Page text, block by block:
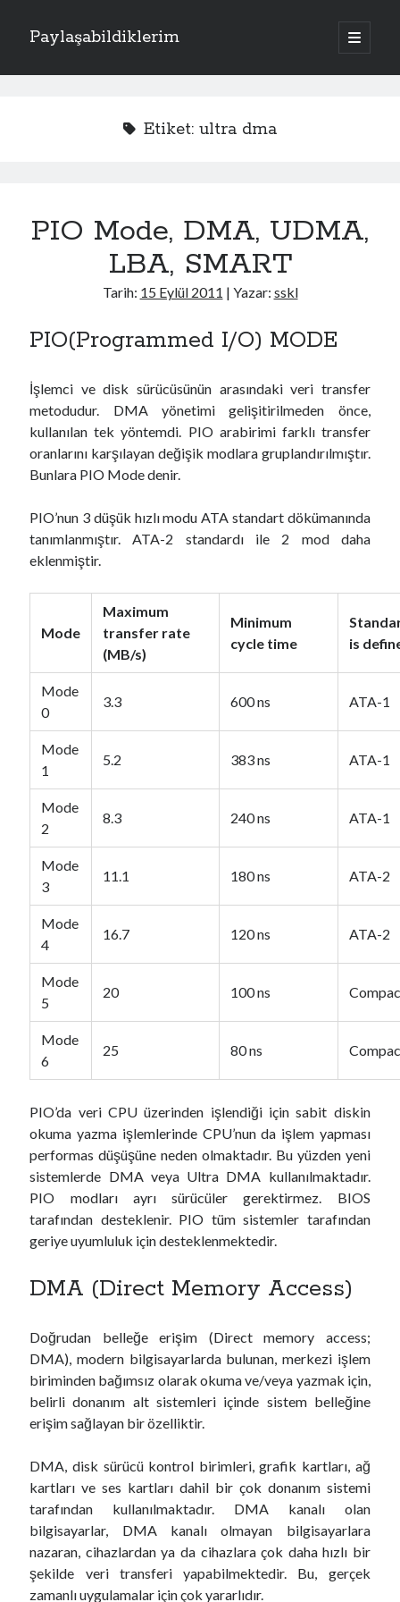
Paylaşabildiklerim
a
n
m
Y
n
PHP(3)
Windows(5)
Etiket: ultra dma
PIO Mode, DMA, UDMA,
LBA, SMART
Tarih: 15 Eylül 2011 | Yazar: sskl
PIO(Programmed I/O) MODE
İşlemci ve disk sürücüsünün arasındaki veri transfer
metodudur. DMA yönetimi gelişitirilmeden önce,
kullanılan tek yöntemdi. PIO arabirimi farklı transfer
oranlarını karşılayan değişik modlara gruplandırılmıştır.
Bunlara PIO Mode denir.
PIO’nun 3 düşük hızlı modu ATA standart dökümanında
tanımlanmıştır. ATA-2 standardı ile 2 mod daha
eklenmiştir.
Mode
Maximum
transfer rate
(MB/s)
Minimum
cycle time
is
Mode
0
3.3 600 ns ATA-1
Mode
1
5.2 383 ns ATA-1
Mode
2
8.3 240 ns ATA-1
Mode
3
11.1 180 ns ATA-2
Mode
4
16.7 120 ns ATA-2
Mode
5
20 100 ns
Mode
6
25 80 ns
PIO’da veri CPU üzerinden işlendiği için sabit diskin
okuma yazma işlemlerinde CPU’nun da işlem yapması
performas düşüşüne neden olmaktadır. Bu yüzden yeni
sistemlerde DMA veya Ultra DMA kullanılmaktadır.
PIO modları ayrı sürücüler gerektirmez. BIOS
tarafından desteklenir. PIO tüm sistemler tarafından
geriye uyumluluk için desteklenmektedir.
DMA (Direct Memory Access)
Doğrudan belleğe erişim (Direct memory access;
DMA), modern bilgisayarlarda bulunan, merkezi işlem
biriminden bağımsız olarak okuma ve/veya yazmak için,
belirli donanım alt sistemleri içinde sistem belleğine
erişim sağlayan bir özelliktir.
DMA, disk sürücü kontrol birimleri, grafik kartları, ağ
kartları ve ses kartları dahil bir çok donanım sistemi
tarafından kullanılmaktadır. DMA kanalı olan
bilgisayarlar, DMA kanalı olmayan bilgisayarlara
nazaran, cihazlardan ya da cihazlara çok daha hızlı bir
şekilde veri transferi yapabilmektedir. Bu, gerçek
zamanlı uygulamalar için çok yararlıdır.